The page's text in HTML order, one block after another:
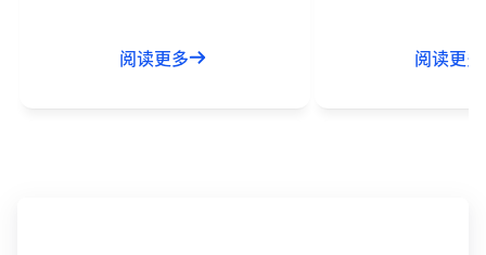
阅读更多 阅读更多